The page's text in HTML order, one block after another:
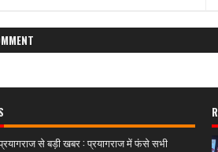
से बड़ी खबर : प्रयागराज में फंसे सभी